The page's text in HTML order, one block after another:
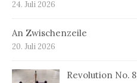
24. Juli 2026
An Zwischenzeile
20. Juli 2026
Revolution No. 8